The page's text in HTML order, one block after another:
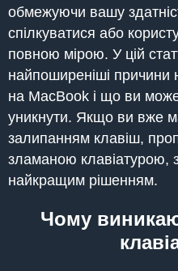
обмежуючи вашу
спілкуватися або
повною мірою. У цій
найпоширеніші причини
на MacBook і що ви
уникнути. Якщо ви вже
залипанням клавіш,
зламаною клавіатурою,
найкращим рішенням.
Чому